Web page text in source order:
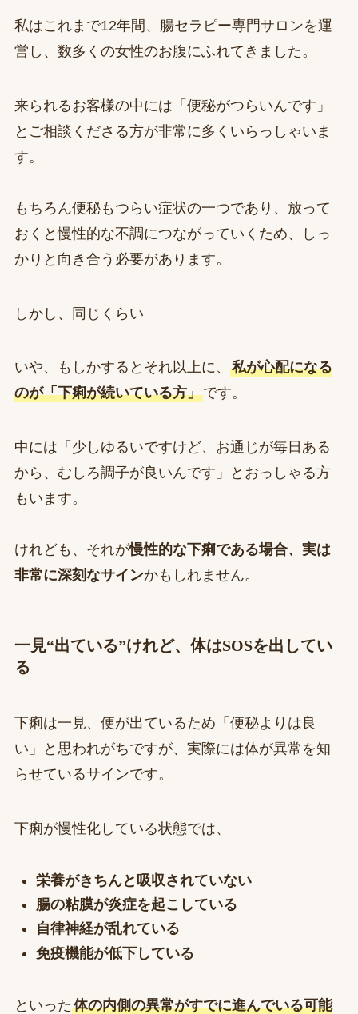
私はこれまで12年間、腸セラピー専門サロンを運
営し、数多くの女性のお腹にふれてきました。
来られるお客様の中には「便秘がつらいんです」
とご相談くださる方が非常に多くいらっしゃいま
す。
もちろん便秘もつらい症状の一つであり、放って
おくと慢性的な不調につながっていくため、しっ
かりと向き合う必要があります。
しかし、同じくらい
いや、もしかするとそれ以上に、 私が心配になる
のが「下痢が続いている方」です。
中には「少しゆるいですけど、お通じが毎日ある
から、むしろ調子が良いんです」とおっしゃる方
もいます。
けれども、それが慢性的な下痢である場合、実は
非常に深刻なサインかもしれません。
一見“出ている”けれど、体はSOSを出してい
る
下痢は一見、便が出ているため「便秘よりは良
い」と思われがちですが、実際には体が異常を知
らせているサインです。
下痢が慢性化している状態では、
栄養がきちんと吸収されていない
腸の粘膜が炎症を起こしている
自律神経が乱れている
免疫機能が低下している
といった体の内側の異常がすでに進んでいる可能